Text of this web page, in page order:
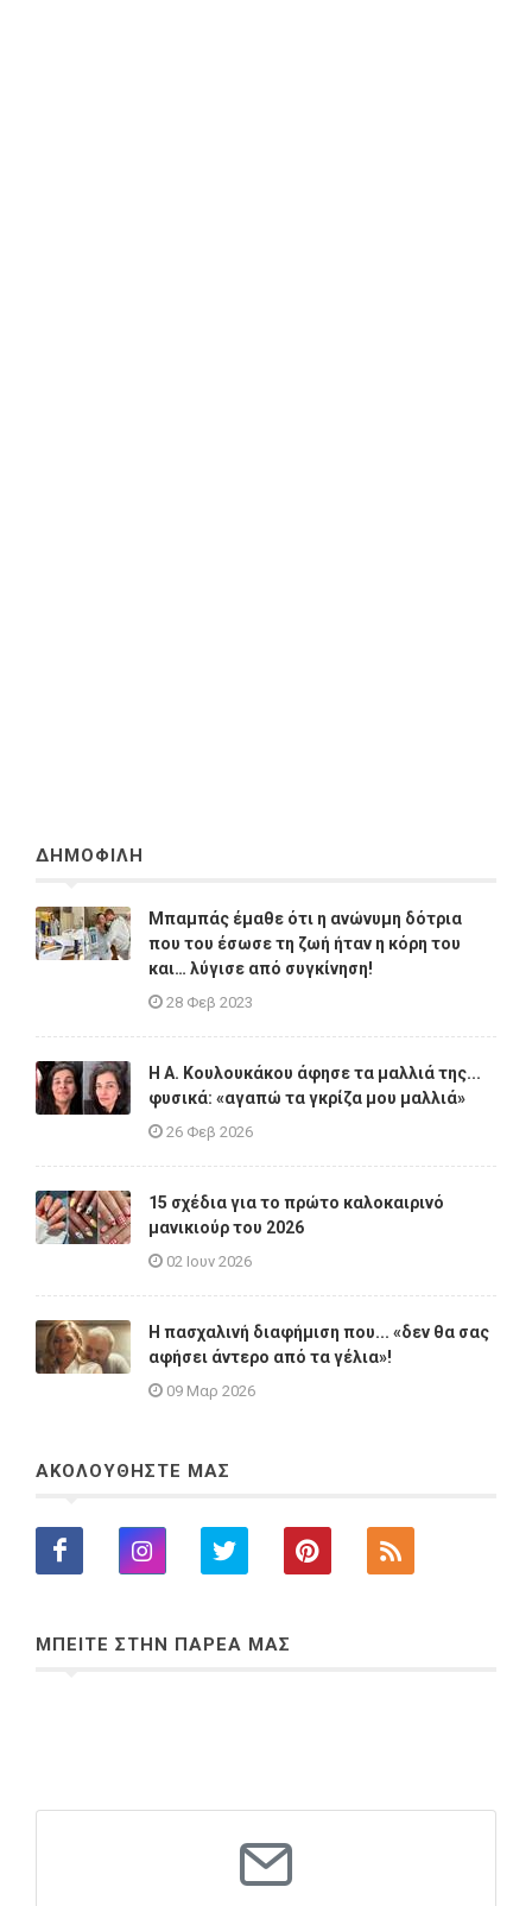
ΔΗΜΟΦΙΛΗ
Μπαμπάς έμαθε ότι η ανώνυμη δότρια
που του έσωσε τη ζωή ήταν η κόρη του
και… λύγισε από συγκίνηση!
28 Φεβ 2023
Η A. Κουλουκάκου άφησε τα μαλλιά της...
φυσικά: «αγαπώ τα γκρίζα μου μαλλιά»
26 Φεβ 2026
15 σχέδια για το πρώτο καλοκαιρινό
μανικιούρ του 2026
02 Ιουν 2026
Η πασχαλινή διαφήμιση που... «δεν θα σας
αφήσει άντερο από τα γέλια»!
09 Μαρ 2026
ΑΚΟΛΟΥΘΗΣΤΕ ΜΑΣ
ΜΠΕΙΤΕ ΣΤΗΝ ΠΑΡΕΑ ΜΑΣ